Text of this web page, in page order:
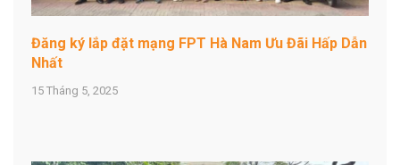
Đăng ký lắp đặt mạng FPT Hà Nam Ưu Đãi Hấp Dẫn
Nhất
15 Tháng 5, 2025